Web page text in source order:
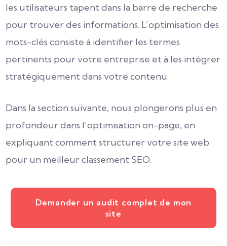
les utilisateurs tapent dans la barre de recherche
pour trouver des informations. L’optimisation des
mots-clés consiste à identifier les termes
pertinents pour votre entreprise et à les intégrer
stratégiquement dans votre contenu.
Dans la section suivante, nous plongerons plus en
profondeur dans l’optimisation on-page, en
expliquant comment structurer votre site web
pour un meilleur classement SEO.
Demander un audit complet de mon
site